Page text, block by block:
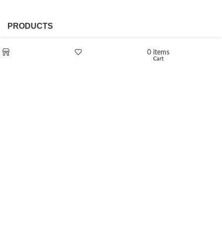
PRODUCTS
0 items
Cart